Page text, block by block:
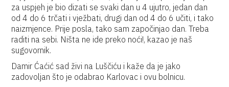
za uspjeh je bio dizati se svaki dan u 4 ujutro, jedan dan
od 4 do 6 trčati i vježbati, drugi dan od 4 do 6 učiti, i tako
naizmjence. Prije posla, tako sam započinjao dan. Treba
raditi na sebi. Ništa ne ide preko noći!, kazao je naš
sugovornik.
Damir Ćaćić sad živi na Luščiću i kaže da je jako
zadovoljan što je odabrao Karlovac i ovu bolnicu.